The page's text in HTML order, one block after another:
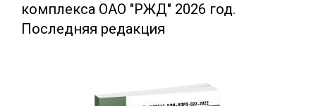
комплекса ОАО "РЖД" 2026 год.
Последняя редакция